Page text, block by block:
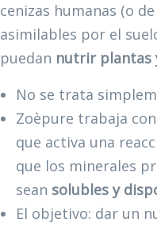
cenizas humanas (o
asimilables por el
puedan nutrir plantas
No se trata
Zoèpure trabaja
que activa una
que los minerales
sean solubles y
El objetivo: dar un